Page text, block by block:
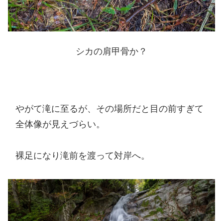
シカの肩甲骨か？
やがて滝に至るが、その場所だと目の前すぎて
全体像が見えづらい。
裸足になり滝前を渡って対岸へ。